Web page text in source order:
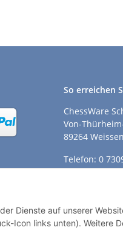
Dienste auf unserer
Icon links unten). Weitere
So erreichen
ChessWare
Von-
89264
Telefon: 0